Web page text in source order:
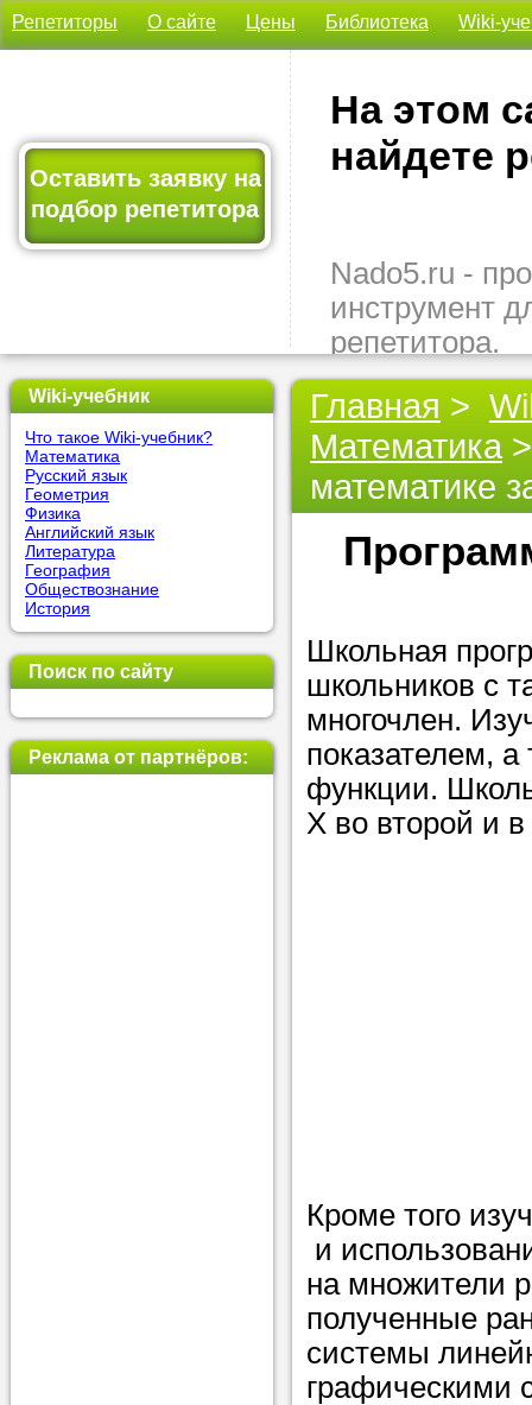
Репетиторы О сайте Цены Библиотека Wiki-
Оставить заявку на
подбор репетитора
На этом
найдете
Nado5.ru -
инструмент
репетитора.
Здесь вы
подходящего
быстро,
бесплатно.
Оставьте
позвоните
пожелания.
Или найдите
нашей базе
используя
Получите
Больше не
голову, к
помощью -
Nado5.ru!
Wiki-учебник
Что такое Wiki-учебник?
Математика
Русский язык
Геометрия
Физика
Английский язык
Литература
География
Обществознание
История
Поиск по сайту
Реклама от партнёров:
Главная >
Математика>
математике
Школьная
школьников с
многочлен.
показателем,
функции.
X во второй и
Кроме того
и
на множители
полученные
системы
графическими